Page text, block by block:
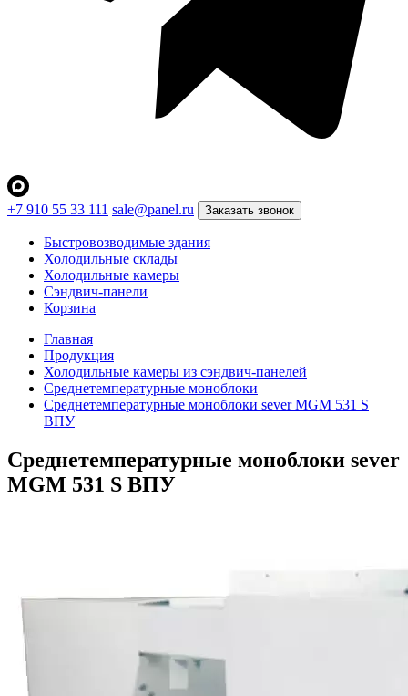
+7 910 55 33 111 sale@panel.ru Заказать звонок
Быстровозводимые здания
Холодильные склады
Холодильные камеры
Сэндвич-панели
Корзина
Главная
Продукция
Холодильные камеры из сэндвич-панелей
Среднетемпературные моноблоки
Среднетемпературные моноблоки sever MGM 531 S
ВПУ
Среднетемпературные моноблоки sever
MGM 531 S ВПУ